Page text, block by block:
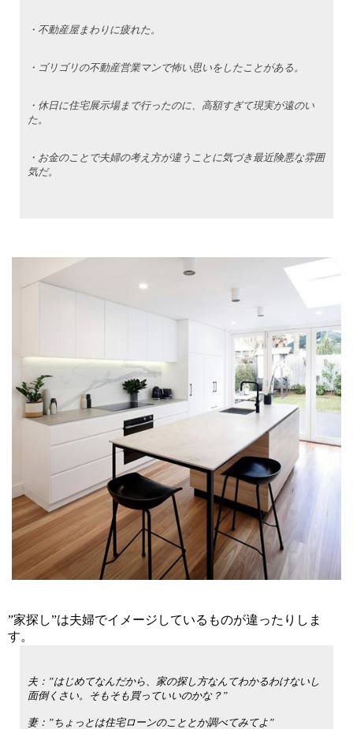
・不動産屋まわりに疲れた。
・ゴリゴリの不動産営業マンで怖い思いをしたことがある。
・休日に住宅展示場まで行ったのに、高額すぎて現実が遠のい
た。
・お金のことで夫婦の考え方が違うことに気づき最近険悪な雰囲
気だ。
”家探し”は夫婦でイメージしているものが違ったりしま
す。
夫：”はじめてなんだから、家の探し方なんてわかるわけないし
面倒くさい。そもそも買っていいのかな？”
妻：”ちょっとは住宅ローンのこととか調べてみてよ”